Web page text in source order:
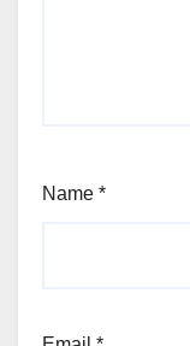
Name *